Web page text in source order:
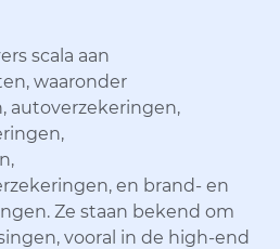
scala aan
waaronder
autoverzekeringen,
en brand- en
Ze staan bekend om
vooral in de high-end